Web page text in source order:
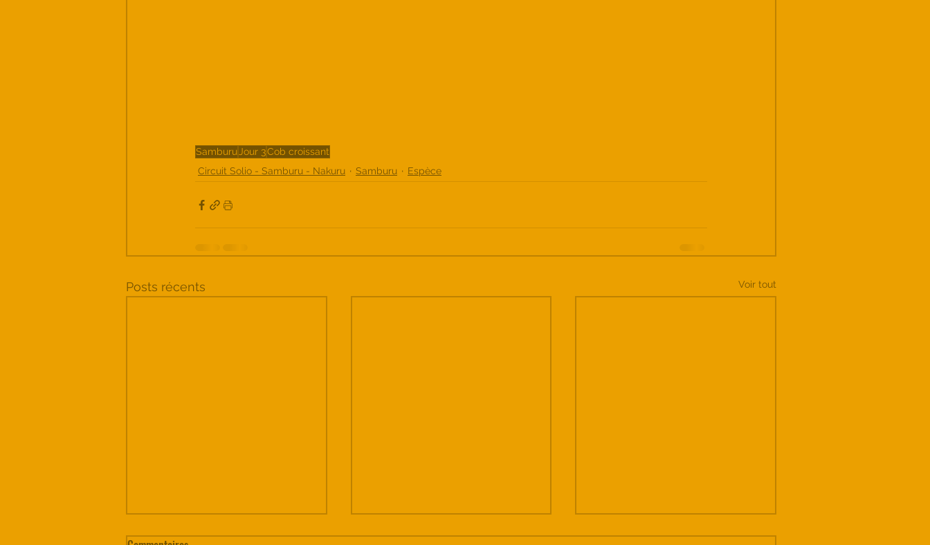
Samburu Jour 3Cob croissant
Circuit Solio - Samburu - Nakuru
Samburu Espèce
Posts récents Voir tout